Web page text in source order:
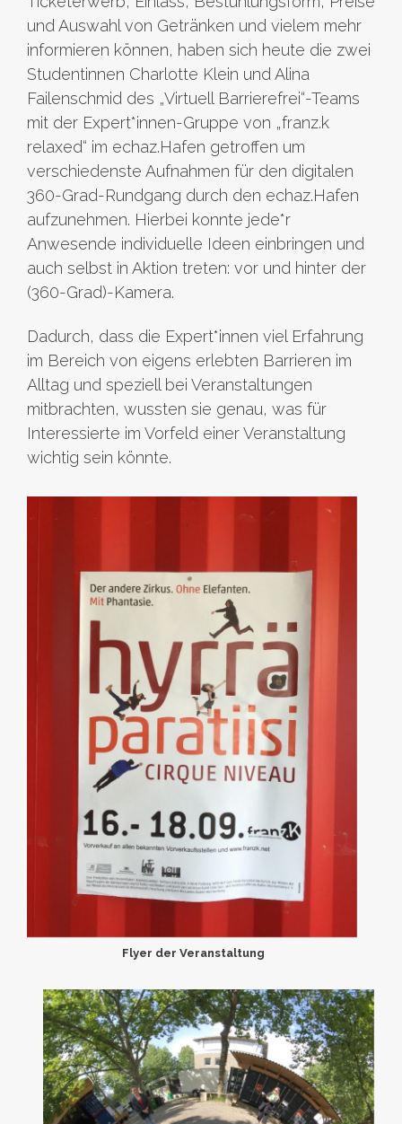
und Auswahl von Getränken und vielem mehr
informieren können, haben sich heute die zwei
Studentinnen Charlotte Klein und Alina
Failenschmid des „Virtuell Barrierefrei“-Teams
mit der Expert*innen-Gruppe von „franz.k
relaxed“ im echaz.Hafen getroffen um
verschiedenste Aufnahmen für den digitalen
360-Grad-Rundgang durch den echaz.Hafen
aufzunehmen. Hierbei konnte jede*r
Anwesende individuelle Ideen einbringen und
auch selbst in Aktion treten: vor und hinter der
(360-Grad)-Kamera.
Dadurch, dass die Expert*innen viel Erfahrung
im Bereich von eigens erlebten Barrieren im
Alltag und speziell bei Veranstaltungen
mitbrachten, wussten sie genau, was für
Interessierte im Vorfeld einer Veranstaltung
wichtig sein könnte.
Flyer der Veranstaltung